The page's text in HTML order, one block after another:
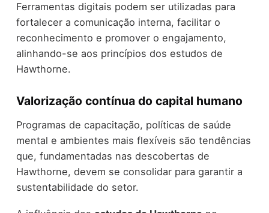
Ferramentas digitais podem ser utilizadas para
fortalecer a comunicação interna, facilitar o
reconhecimento e promover o engajamento,
alinhando-se aos princípios dos estudos de
Hawthorne.
Valorização contínua do capital humano
Programas de capacitação, políticas de saúde
mental e ambientes mais flexíveis são tendências
que, fundamentadas nas descobertas de
Hawthorne, devem se consolidar para garantir a
sustentabilidade do setor.